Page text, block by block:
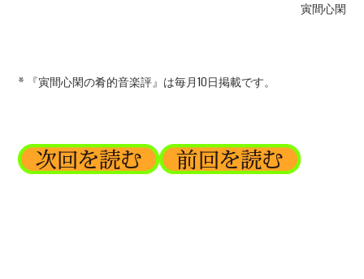
寅間心閑
* 『寅間心閑の肴的音楽評』は毎月10日掲載です。